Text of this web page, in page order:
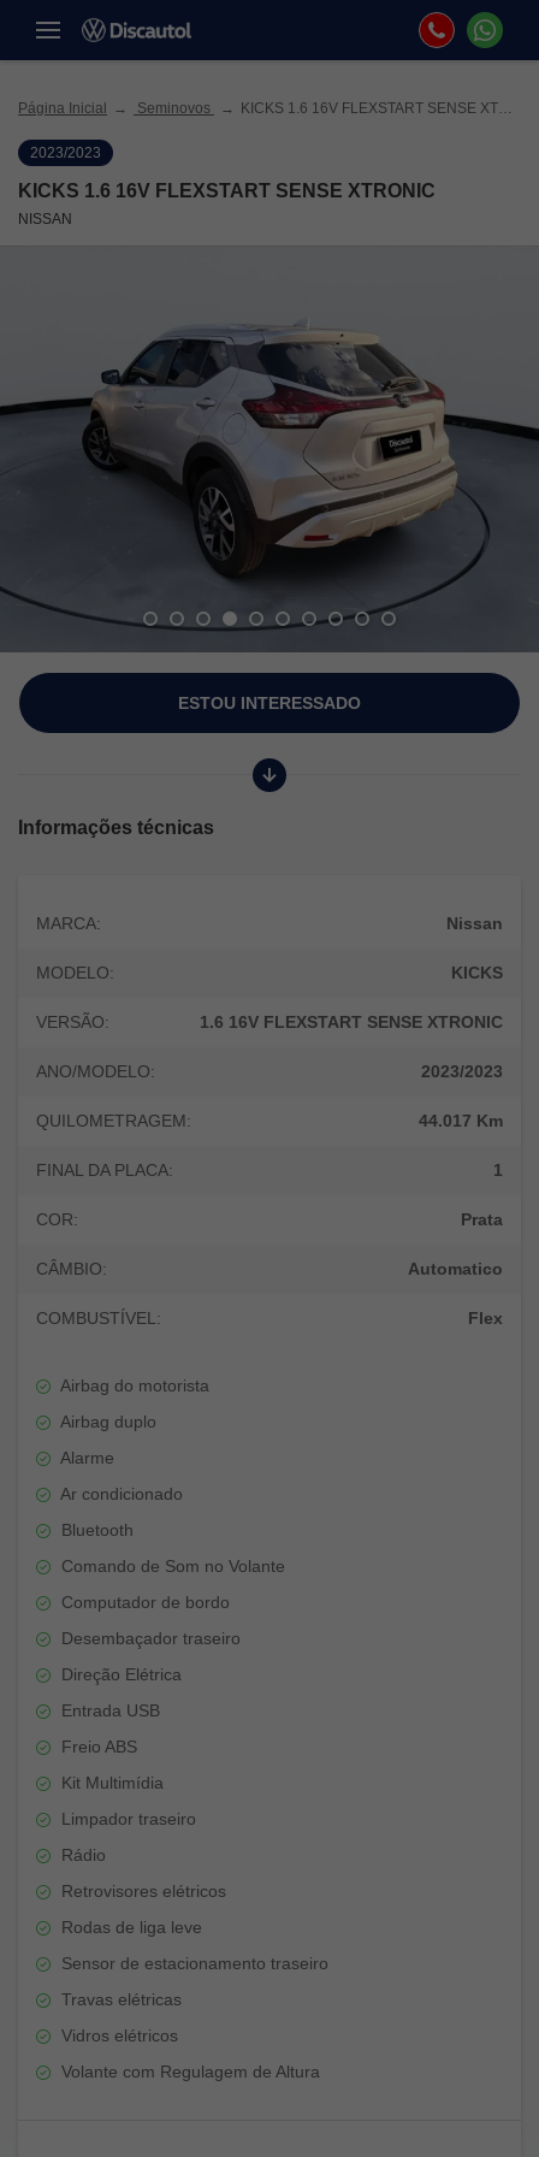
Página Inicial Seminovos KICKS 1.6 16V FLEXSTART SENSE XTRONIC
2023/2023
KICKS 1.6 16V FLEXSTART SENSE XTRONIC
NISSAN
ESTOU INTERESSADO
Informações técnicas
MARCA: Nissan
MODELO: KICKS
VERSÃO: 1.6 16V FLEXSTART SENSE XTRONIC
ANO/MODELO: 2023/2023
QUILOMETRAGEM: 44.017 Km
FINAL DA PLACA: 1
COR: Prata
CÂMBIO: Automatico
COMBUSTÍVEL: Flex
Airbag do motorista
Airbag duplo
Alarme
Ar condicionado
Bluetooth
Comando de Som no Volante
Computador de bordo
Desembaçador traseiro
Direção Elétrica
Entrada USB
Freio ABS
Kit Multimídia
Limpador traseiro
Rádio
Retrovisores elétricos
Rodas de liga leve
Sensor de estacionamento traseiro
Travas elétricas
Vidros elétricos
Volante com Regulagem de Altura